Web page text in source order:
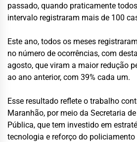
passado, quando praticamente
intervalo registraram mais de 100
Este ano, todos os meses
no número de ocorrências, com
agosto, que viram a maior redução
ao ano anterior, com 39% cada um.
Esse resultado reflete o trabalho
Maranhão, por meio da Secretaria
Pública, que tem investido em
tecnologia e reforço do